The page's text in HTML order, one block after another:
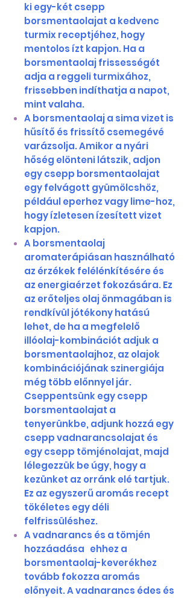
ki egy-két csepp
borsmentaolajat a kedvenc
turmix receptjéhez, hogy
mentolos ízt kapjon. Ha a
borsmentaolaj frissességét
adja a reggeli turmixához,
frissebben indíthatja a napot,
mint valaha.
A borsmentaolaj a sima vizet is
hűsítő és frissítő csemegévé
varázsolja. Amikor a nyári
hőség elönteni látszik, adjon
egy csepp borsmentaolajat
egy felvágott gyümölcshöz,
például eperhez vagy lime-hoz,
hogy ízletesen ízesített vizet
kapjon.
A borsmentaolaj
aromaterápiásan használható
az érzékek felélénkítésére és
az energiaérzet fokozására. Ez
az erőteljes olaj önmagában is
rendkívül jótékony hatású
lehet, de ha a megfelelő
illóolaj-kombinációt adjuk a
borsmentaolajhoz, az olajok
kombinációjának szinergiája
még több előnnyel jár.
Cseppentsünk egy csepp
borsmentaolajat a
tenyerünkbe, adjunk hozzá egy
csepp vadnarancsolajat és
egy csepp tömjénolajat, majd
lélegezzük be úgy, hogy a
kezünket az orránk elé tartjuk.
Ez az egyszerű aromás recept
tökéletes egy déli
felfrissüléshez.
A vadnarancs és a tömjén
hozzáadása ehhez a
borsmentaolaj-keverékhez
tovább fokozza aromás
előnyeit. A vadnarancs édes és